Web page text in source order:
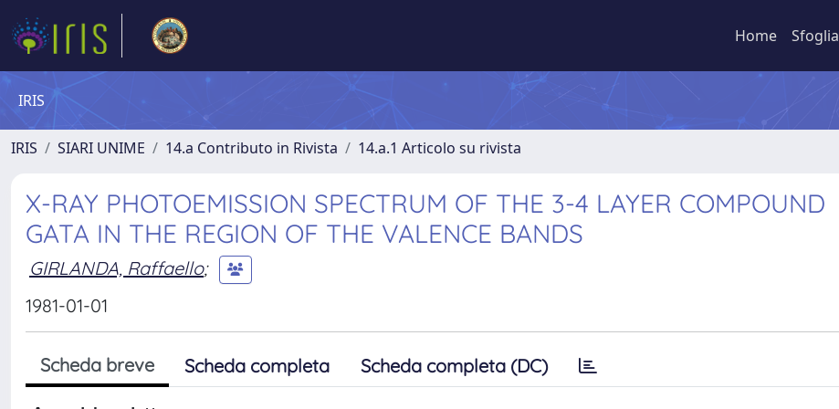
Home Sfoglia
IRIS
IRIS SIARI UNIME 14.a Contributo in Rivista 14.a.1 Articolo su rivista
X-RAY PHOTOEMISSION SPECTRUM OF THE 3-4 LAYER COMPOUND
GATA IN THE REGION OF THE VALENCE BANDS
GIRLANDA, Raffaello;
1981-01-01
Scheda breve Scheda completa Scheda completa (DC)